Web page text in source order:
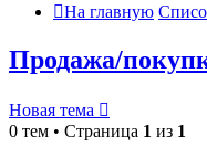
На главную
Продажа/
Новая тема
0 тем • Страница 1 из 1